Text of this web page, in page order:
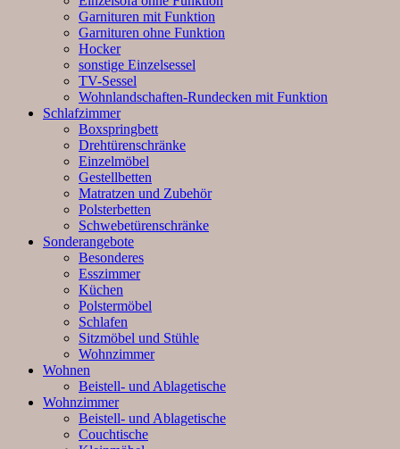
Garnituren mit Funktion
Garnituren ohne Funktion
Hocker
sonstige Einzelsessel
TV-Sessel
Wohnlandschaften-Rundecken mit Funktion
Schlafzimmer
Boxspringbett
Drehtürenschränke
Einzelmöbel
Gestellbetten
Matratzen und Zubehör
Polsterbetten
Schwebetürenschränke
Sonderangebote
Besonderes
Esszimmer
Küchen
Polstermöbel
Schlafen
Sitzmöbel und Stühle
Wohnzimmer
Wohnen
Beistell- und Ablagetische
Wohnzimmer
Beistell- und Ablagetische
Couchtische